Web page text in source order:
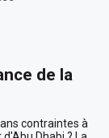
de la
contraintes à